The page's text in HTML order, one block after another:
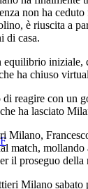
non ha
è riuscita a
di casa.
equilibrio
ha chiuso
reagire con un
ha lasciato
Milano,
match,
il proseguo della
Milano